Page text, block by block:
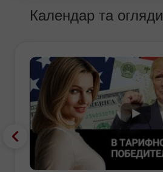
Календар та огляди